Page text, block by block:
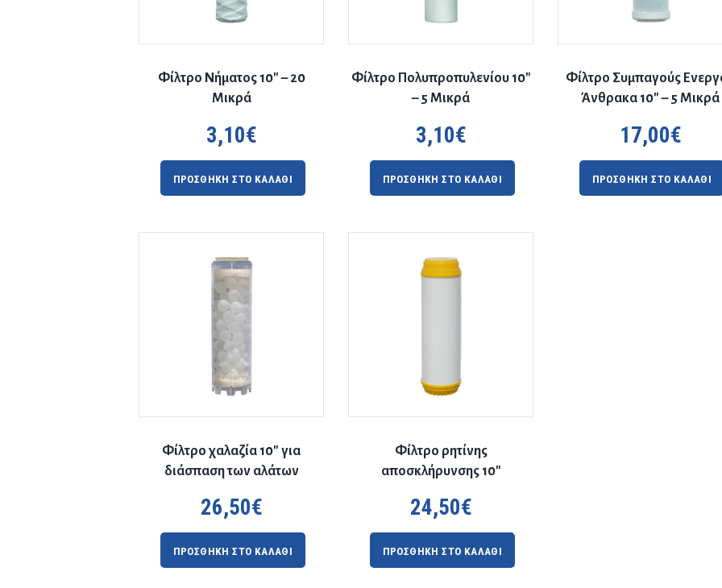
Φίλτρο Νήματος 10″ – 20
Μικρά
3,10€
ΠΡΟΣΘΗΚΗ ΣΤΟ ΚΑΛΑΘΙ
Φίλτρο Πολυπροπυλενίου 10″
– 5 Μικρά
3,10€
ΠΡΟΣΘΗΚΗ ΣΤΟ ΚΑΛΑΘΙ
Φίλτρο Συμπαγούς
Άνθρακα 10″ – 5 Μικρά
17,00€
ΠΡΟΣΘΗΚΗ ΣΤΟ ΚΑΛΑΘΙ
Φίλτρο χαλαζία 10″ για
διάσπαση των αλάτων
26,50€
ΠΡΟΣΘΗΚΗ ΣΤΟ ΚΑΛΑΘΙ
Φίλτρο ρητίνης
αποσκλήρυνσης 10″
24,50€
ΠΡΟΣΘΗΚΗ ΣΤΟ ΚΑΛΑΘΙ